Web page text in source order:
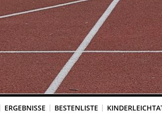
ERGEBNISSE BESTENLISTE